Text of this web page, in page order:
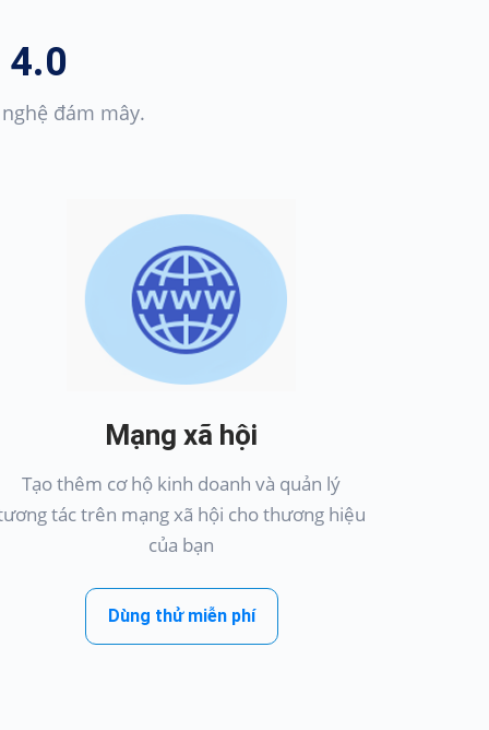
4.0
đám mây.
Mạng xã hội
Tạo thêm cơ hộ kinh doanh và quản lý
tác trên mạng xã hội cho thương hiệu
của bạn
Dùng thử miễn phí